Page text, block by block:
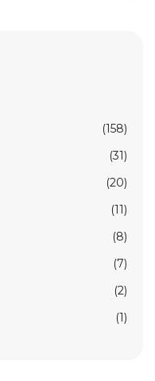
(158)
(31)
(20)
(11)
(8)
(7)
(2)
(1)